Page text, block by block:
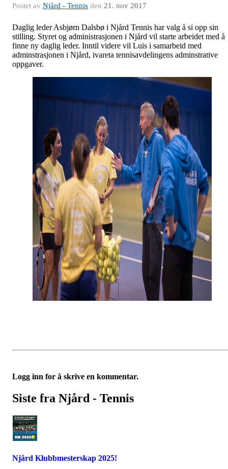
Postet av Njård - Tennis den 21. nov 2017
Daglig leder Asbjørn Dalsbø i Njård Tennis har valg å si opp sin
stilling. Styret og administrasjonen i Njård vil starte arbeidet med å
finne ny daglig leder. Inntil videre vil Luis i samarbeid med
adminstrasjonen i Njård, ivareta tennisavdelingens adminstrative
oppgaver.
Logg inn for å skrive en kommentar.
Siste fra Njård - Tennis
Njård Klubbmesterskap 2025!